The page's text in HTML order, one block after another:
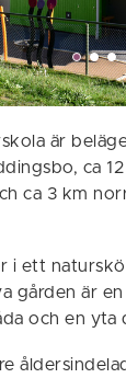
är
ca
ca 3 km
i ett
gården är
och en yta